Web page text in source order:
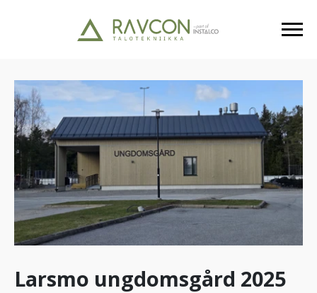
Larsmo ungdomsgård 2025